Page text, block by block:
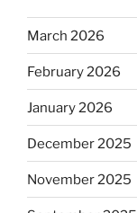
March 2026
February 2026
January 2026
December 2025
November 2025